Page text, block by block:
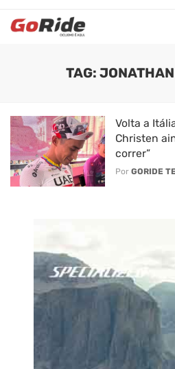
TAG:
Volta a
Christen
correr”
Por GORIDE